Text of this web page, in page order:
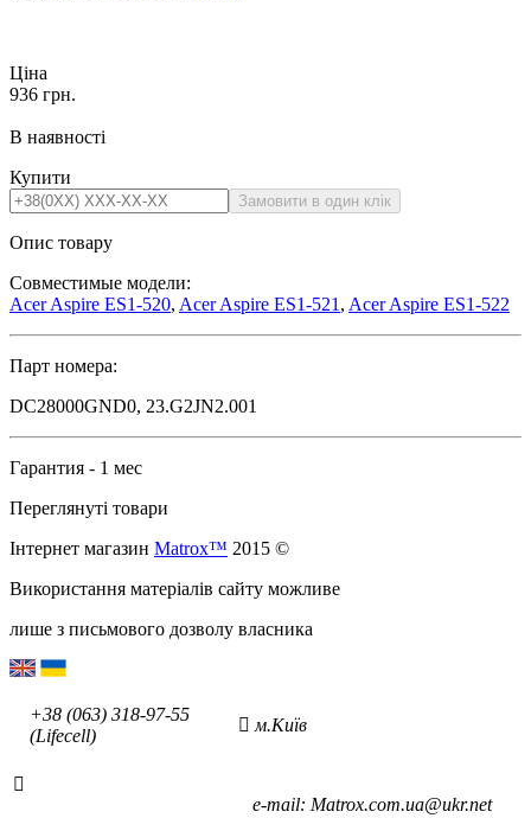
Ціна
936 грн.
В наявності
Купити
Опис товару
Совместимые модели:
Acer Aspire ES1-520, Acer Aspire ES1-521 , Acer Aspire ES1-522
Парт номера:
DC28000GND0, 23.G2JN2.001
Гарантия - 1 мес
Переглянуті товари
Інтернет магазин Matrox™ 2015 ©
Використання матеріалів сайту можливе
лише з письмового дозволу власника
+38 (063) 318-97-55
(Lifecell)
м.Київ
е-mаil: Matrox.com.ua@ukr.net